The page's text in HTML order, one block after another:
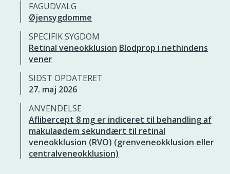
FAGUDVALG
Øjensygdomme
SPECIFIK SYGDOM
Retinal veneokklusion Blodprop i nethindens
vener
SIDST OPDATERET
27. maj 2026
ANVENDELSE
Aflibercept 8 mg er indiceret til behandling af
makulaødem sekundært til retinal
veneokklusion (RVO) (grenveneokklusion eller
centralveneokklusion)